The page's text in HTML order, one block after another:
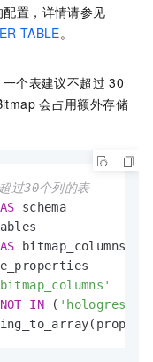
配置，详情请参见
TABLE。
个表建议不超过 30
会占用额外存储
过30个列的表
AS schema
AS
NOT IN ( 'hologres'